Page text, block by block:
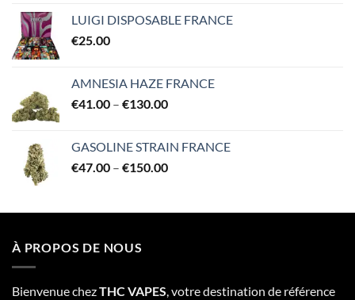
through
LUIGI DISPOSABLE FRANCE
€25.00
AMNESIA HAZE FRANCE
€41.00 – €130.00Price
through
€130.00
GASOLINE STRAIN FRANCE
€47.00 – €150.00Price
through
À PROPOS DE NOUS
Bienvenue chezTHC VAPES , votre destination de référence